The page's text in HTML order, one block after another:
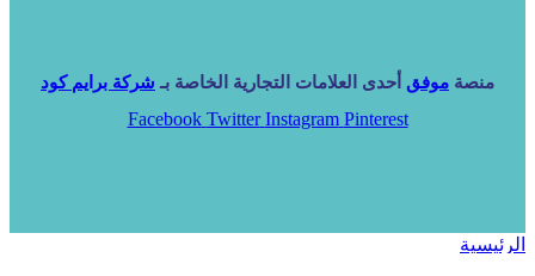
منصة موفق أحدى العلامات التجارية الخاصة بـ شركة برايم كود
Facebook Twitter Instagram Pinterest
الرئيسية